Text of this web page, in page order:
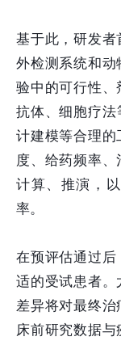
基于此，研发
外检测系统和
验中的可行性、
抗体、细胞疗
计建模等合理的
度、给药频率
计算、推演，
率。
在预评估通过后
适的受试患者
差异将对最终
床前研究数据